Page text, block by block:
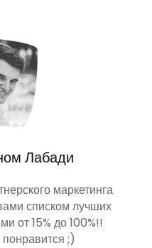
Лабади
маркетинга
списком лучших
от 15% до 100%!!
;)